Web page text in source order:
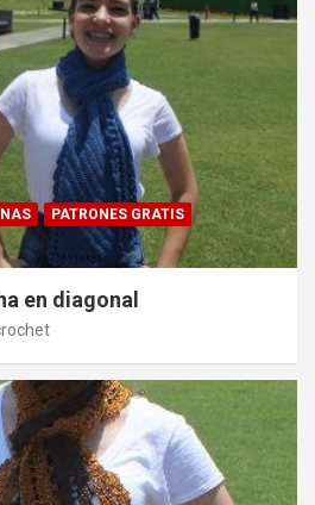
PATRONES GRATIS
en diagonal